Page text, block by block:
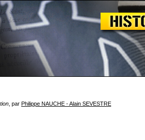
, par Philippe NAUCHE - Alain SEVESTRE